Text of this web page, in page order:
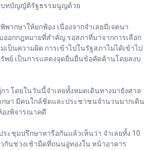
บทบัญญัติรัฐธรรมนูญด้วย
ากษาให้ยกฟ้อง เนื่องจากจำเลยมีเจตนา
ออกกฎหมายที่สำคัญ รอสภาที่มาจากการเลือก
เป็นความผิด การเข้าไปในรัฐสภาไม่ได้เข้าไป
พย์ เป็นการแสดงจุดยืนยื่นข้อคัดค้านโดยสงบ
า โดยในวันนี้จำเลยทั้งหมดเดินทางมายังศาล
ษา มีคนใกล้ชิดและประชาชนจำนวนมากเดิน
องพิจารณาคดี
ะชุมปรึกษาหารือกันแล้วเห็นว่า จำเลยทั้ง 10
นช่วงเช้ามืดที่ถนนอู่ทองใน หน้าอาคาร